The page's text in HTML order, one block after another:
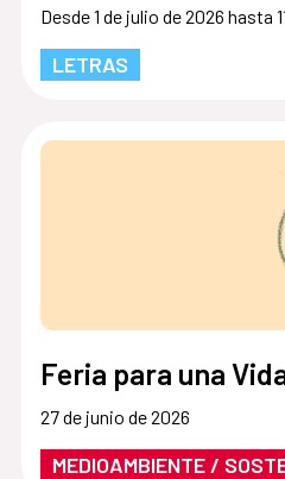
Desde 1 de julio de 2026 hasta
LETRAS
Feria para una
27 de junio de 2026
MEDIOAMBIENTE /